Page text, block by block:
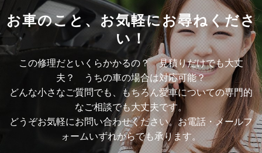
お車のこと、お気軽にお尋ねくださ
い！
この修理だといくらかかるの？ 見積りだけでも大丈
夫？ うちの車の場合は対応可能？
どんな小さなご質問でも、もちろん愛車についての専門的
なご相談でも大丈夫です。
どうぞお気軽にお問い合わせください。お電話・メールフ
ォームいずれからでも承ります。